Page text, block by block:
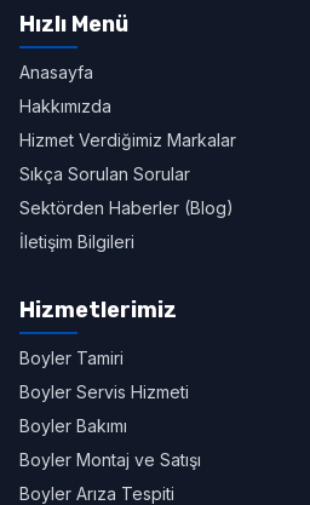
Hızlı Menü
Anasayfa
Hakkımızda
Hizmet Verdiğimiz Markalar
Sıkça Sorulan Sorular
Sektörden Haberler (Blog)
İletişim Bilgileri
Hizmetlerimiz
Boyler Tamiri
Boyler Servis Hizmeti
Boyler Bakımı
Boyler Montaj ve Satışı
Boyler Arıza Tespiti